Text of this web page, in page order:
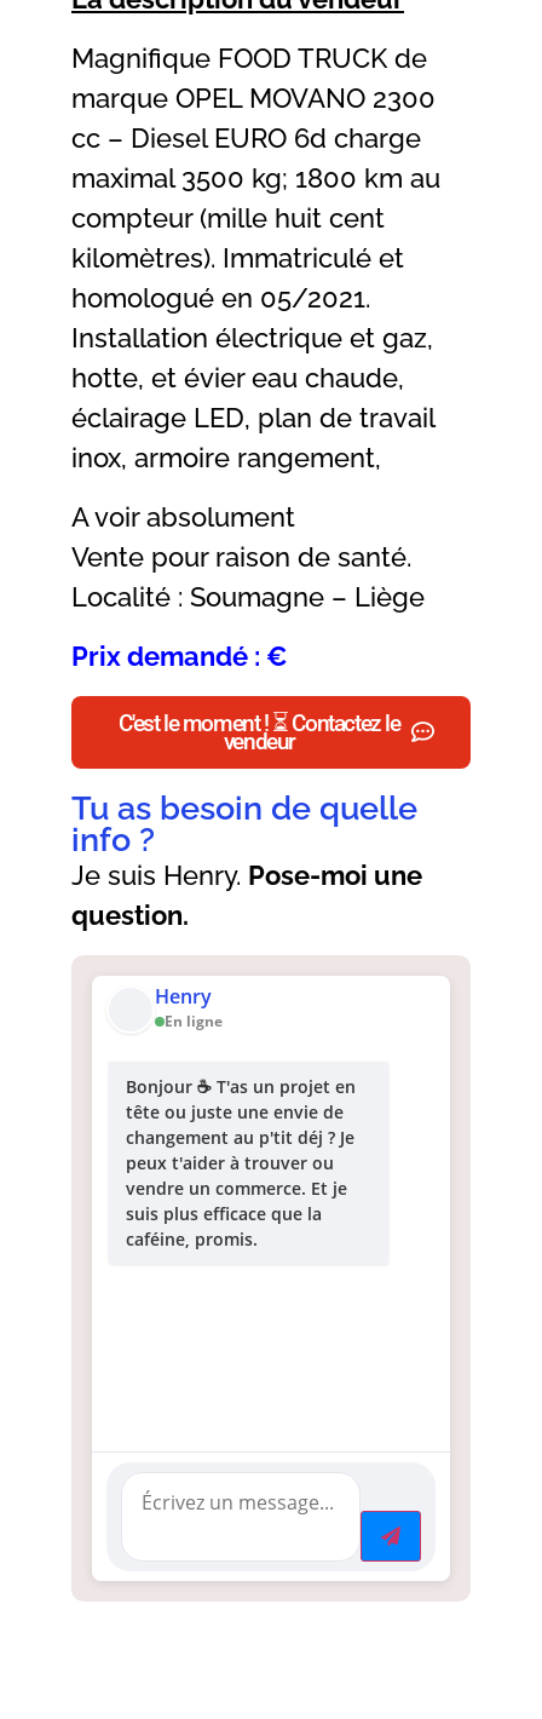
Magnifique FOOD TRUCK de
marque OPEL MOVANO 2300
cc – Diesel EURO 6d charge
maximal 3500 kg; 1800 km au
compteur (mille huit cent
kilomètres). Immatriculé et
homologué en 05/2021.
Installation électrique et gaz,
hotte, et évier eau chaude,
éclairage LED, plan de travail
inox, armoire rangement,
A voir absolument
Vente pour raison de santé.
Localité : Soumagne – Liège
Prix demandé : €
C'est le moment ! ⏳ Contactez le
vendeur
Henry
En ligne
Bonjour ☕ T'as un projet en
tête ou juste une envie de
changement au p'tit déj ? Je
peux t'aider à trouver ou
vendre un commerce. Et je
suis plus efficace que la
caféine, promis.
Je suis Henry. Pose-moi une
question.
Tu as besoin de quelle
info ?